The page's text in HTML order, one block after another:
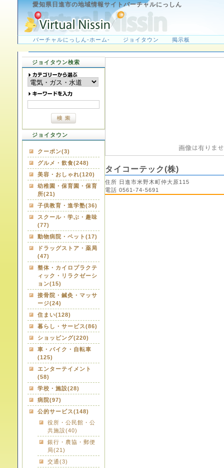
愛知県日進市の地域情報サイトバーチャルにっしん
バーチャルにっしん-ホーム- ジョイタウン 掲示板
ジョイタウン検索
ジョイタウン
クーポン(3)
グルメ・飲食(248)
美容・おしゃれ(120)
幼稚園・保育園・保育
所(21)
子供教育・進学塾(36)
スクール・学ぶ・趣味
(77)
動物病院・ペット(17)
ドラッグストア・薬局
(47)
整体・カイロプラクテ
ィック・リラクゼーシ
ョン(15)
接骨院・鍼灸・マッサ
ージ(24)
住まい(128)
暮らし・サービス(86)
ショッピング(220)
車・バイク・自転車
(125)
エンターテイメント
(58)
学校・施設(28)
病院(97)
公的サービス(148)
役所・公民館・公
共施設(40)
銀行・農協・郵便
局(21)
交通(3)
タイコーテック(株)
住所 日進市米野木町仲大原115
電話 0561-74-5691